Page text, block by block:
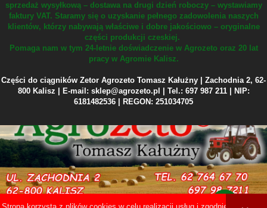
sprzedaż wysyłkową – dostawa na drugi dzień roboczy – wystawiamy
faktury VAT. Staramy się o uzyskanie pełnego zadowolenia naszych
klientów, którzy nabywają właściwe i dobre jakościowo – oryginalne
części produkcji czeskiej.
Pomaga nam w tym 24-letnie doświadczenie w Agrozeto oraz 20 lat
pracy w Agromie Kalisz.
Części do ciągników Zetor Agrozeto Tomasz Kałużny | Zachodnia 2, 62-
800 Kalisz | E-mail: sklep@agrozeto.pl | Tel.: 697 987 211 | NIP:
6181482536 | REGON: 251034705